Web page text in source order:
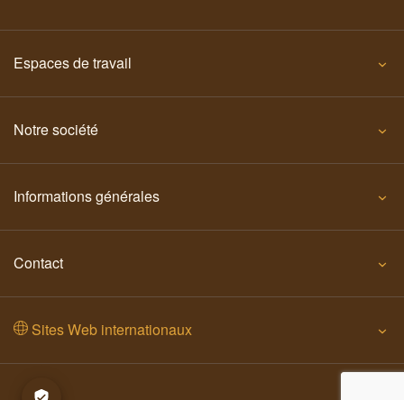
Espaces de travail
Notre société
Informations générales
Contact
Sites Web internationaux